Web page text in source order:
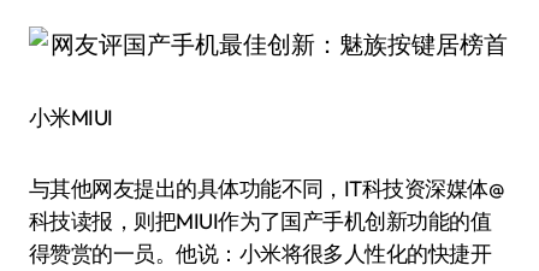
小米MIUI
与其他网友提出的具体功能不同，IT科技资深媒体@
科技读报，则把MIUI作为了国产手机创新功能的值
得赞赏的一员。他说：小米将很多人性化的快捷开